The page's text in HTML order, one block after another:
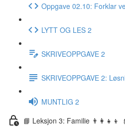
Oppgave 02.10: Forklar
LYTT OG LES 2
SKRIVEOPPGAVE 2
SKRIVEOPPGAVE 2:
MUNTLIG 2
📘 Leksjon 3: Familie 👨‍👩‍👧‍👦